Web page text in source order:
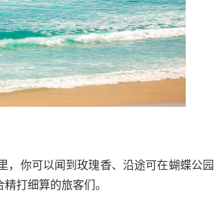
，你可以闻到玫瑰香、沿途可在蝴蝶公园
打细算的旅客们。